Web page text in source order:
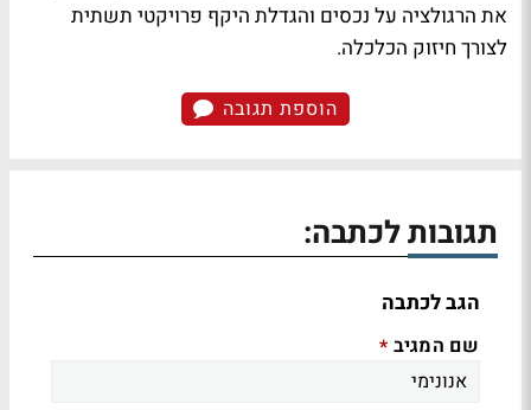
את הרגולציה על נכסים והגדלת היקף פרויקטי תשתית
לצורך חיזוק הכלכלה.
הוספת תגובה
תגובות לכתבה:
הגב לכתבה
שם המגיב *